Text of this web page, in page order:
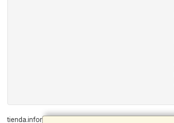
tienda.inforpen.com © 2026